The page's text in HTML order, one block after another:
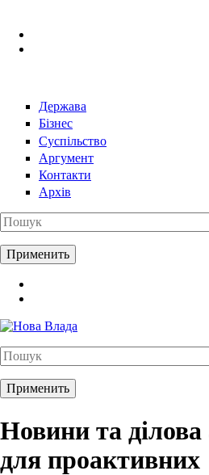
Держава
Бізнес
Суспільство
Аргумент
Контакти
Архів
Новини та ділова
для проактивних